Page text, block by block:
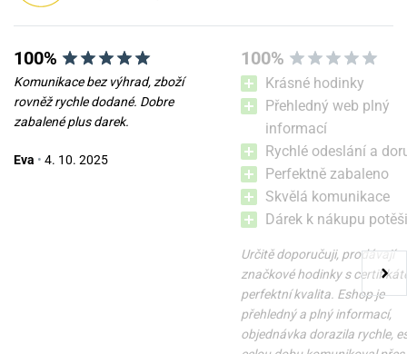
100%
Komunikace bez výhrad, zboží
rovněž rychle dodané. Dobre
zabalené plus darek.
Eva • 4. 10. 2025
100%
Krásné hodinky
Přehledný web plný
informací
Rychlé odeslání a
Perfektně zabaleno
Skvělá komunikace
Dárek k nákupu
Určitě doporučuji, prodávají
značkové hodinky s
perfektní kvalita. Eshop je
přehledný a plný informací,
objednávka dorazila rychle,